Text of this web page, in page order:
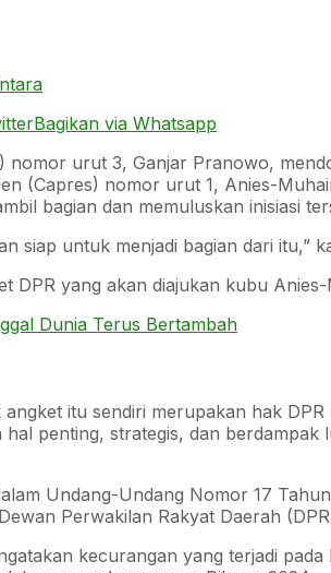
Bagikan via Whatsapp
nomor urut 3, Ganjar Pranowo,
(Capres) nomor urut 1, Anies-
bagian dan memuluskan inisiasi
siap untuk menjadi bagian dari
DPR yang akan diajukan kubu
Dunia Terus Bertambah
itu sendiri merupakan hak
penting, strategis, dan
Undang-Undang Nomor 17
Perwakilan Rakyat Daerah
kecurangan yang terjadi